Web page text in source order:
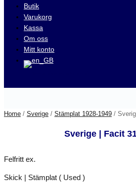
Butik
Varukorg
Kassa
Om oss
Mitt konto
Home / Sverige / Stämplat 1928-1949 /
Sverige | Facit
Felfritt ex.
Skick | Stämplat ( Used )